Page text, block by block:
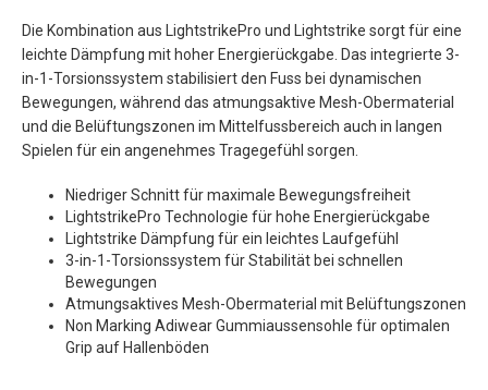
Die Kombination aus LightstrikePro und Lightstrike sorgt für eine
leichte Dämpfung mit hoher Energierückgabe. Das integrierte 3-
in-1-Torsionssystem stabilisiert den Fuss bei dynamischen
Bewegungen, während das atmungsaktive Mesh-Obermaterial
und die Belüftungszonen im Mittelfussbereich auch in langen
Spielen für ein angenehmes Tragegefühl sorgen.
Niedriger Schnitt für maximale Bewegungsfreiheit
LightstrikePro Technologie für hohe Energierückgabe
Lightstrike Dämpfung für ein leichtes Laufgefühl
3-in-1-Torsionssystem für Stabilität bei schnellen
Bewegungen
Atmungsaktives Mesh-Obermaterial mit Belüftungszonen
Non Marking Adiwear Gummiaussensohle für optimalen
Grip auf Hallenböden